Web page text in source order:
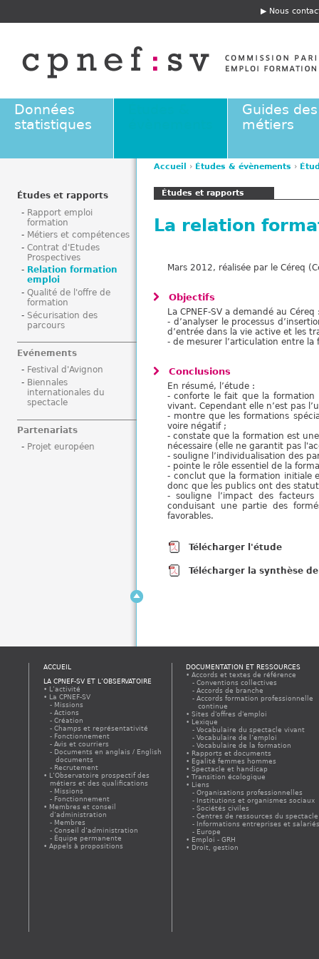
E
t
ê
e
Nous
Données
statistiques
Guides des
métiers
s
i
Accueil › Études & évènements ›
Études et rapports
La relation
Mars 2012, réalisée par le Céreq (
Objectifs
La CPNEF-SV a demandé au Céreq
- d’analyser le processus
d’entrée dans la vie active et les
- de mesurer l’articulation entre la
Conclusions
En résumé, l’étude :
- conforte le fait que la formation
vivant. Cependant elle n’est pas
- montre que les formations
voire négatif ;
- constate que la formation est
nécessaire (elle ne garantit pas
- souligne l’individualisation des
- pointe le rôle essentiel de la
- conclut que la formation initiale
donc que les publics ont des
- souligne l’impact des
conduisant une partie des
favorables.
Télécharger l'étude
Télécharger la synthèse
Études et rapports
Rapport emploi
formation
Métiers et compétences
Contrat d'Etudes
Prospectives
Relation formation
emploi
Qualité de l'offre de
formation
Sécurisation des
parcours
Evénements
Festival d'Avignon
Biennales
internationales du
spectacle
Partenariats
Projet européen
ACCUEIL
LA CPNEF-SV ET L’OBSERVATOIRE
L’activité
La CPNEF-SV
Missions
Actions
Création
Champs et représentativité
Fonctionnement
Avis et courriers
Documents en anglais / English
documents
Recrutement
L’Observatoire prospectif des
métiers et des qualifications
Missions
Fonctionnement
Membres et conseil
d’administration
Membres
Conseil d’administration
Équipe permanente
Appels à propositions
DOCUMENTATION ET RESSOURCES
Accords et textes de référence
Conventions collectives
Accords de branche
Accords formation professionnelle
continue
Sites d'offres d'emploi
Lexique
Vocabulaire du spectacle vivant
Vocabulaire de l’emploi
Vocabulaire de la formation
Rapports et documents
Egalité femmes hommes
Spectacle et handicap
Transition écologique
Liens
Organisations professionnelles
Institutions et organismes sociaux
Sociétés civiles
Centres de ressources du spectacle
Informations entreprises et
Europe
Emploi - GRH
Droit, gestion